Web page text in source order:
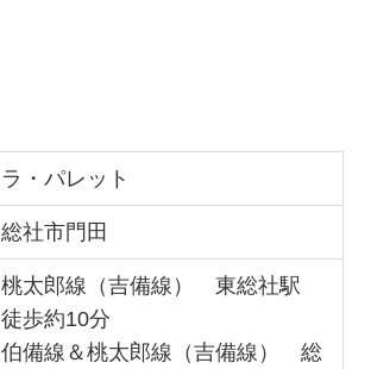
ラ・パレット
総社市門田
桃太郎線（吉備線） 東総社駅
徒歩約10分
伯備線＆桃太郎線（吉備線） 総